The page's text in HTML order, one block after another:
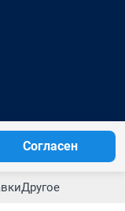
Согласен
Другое